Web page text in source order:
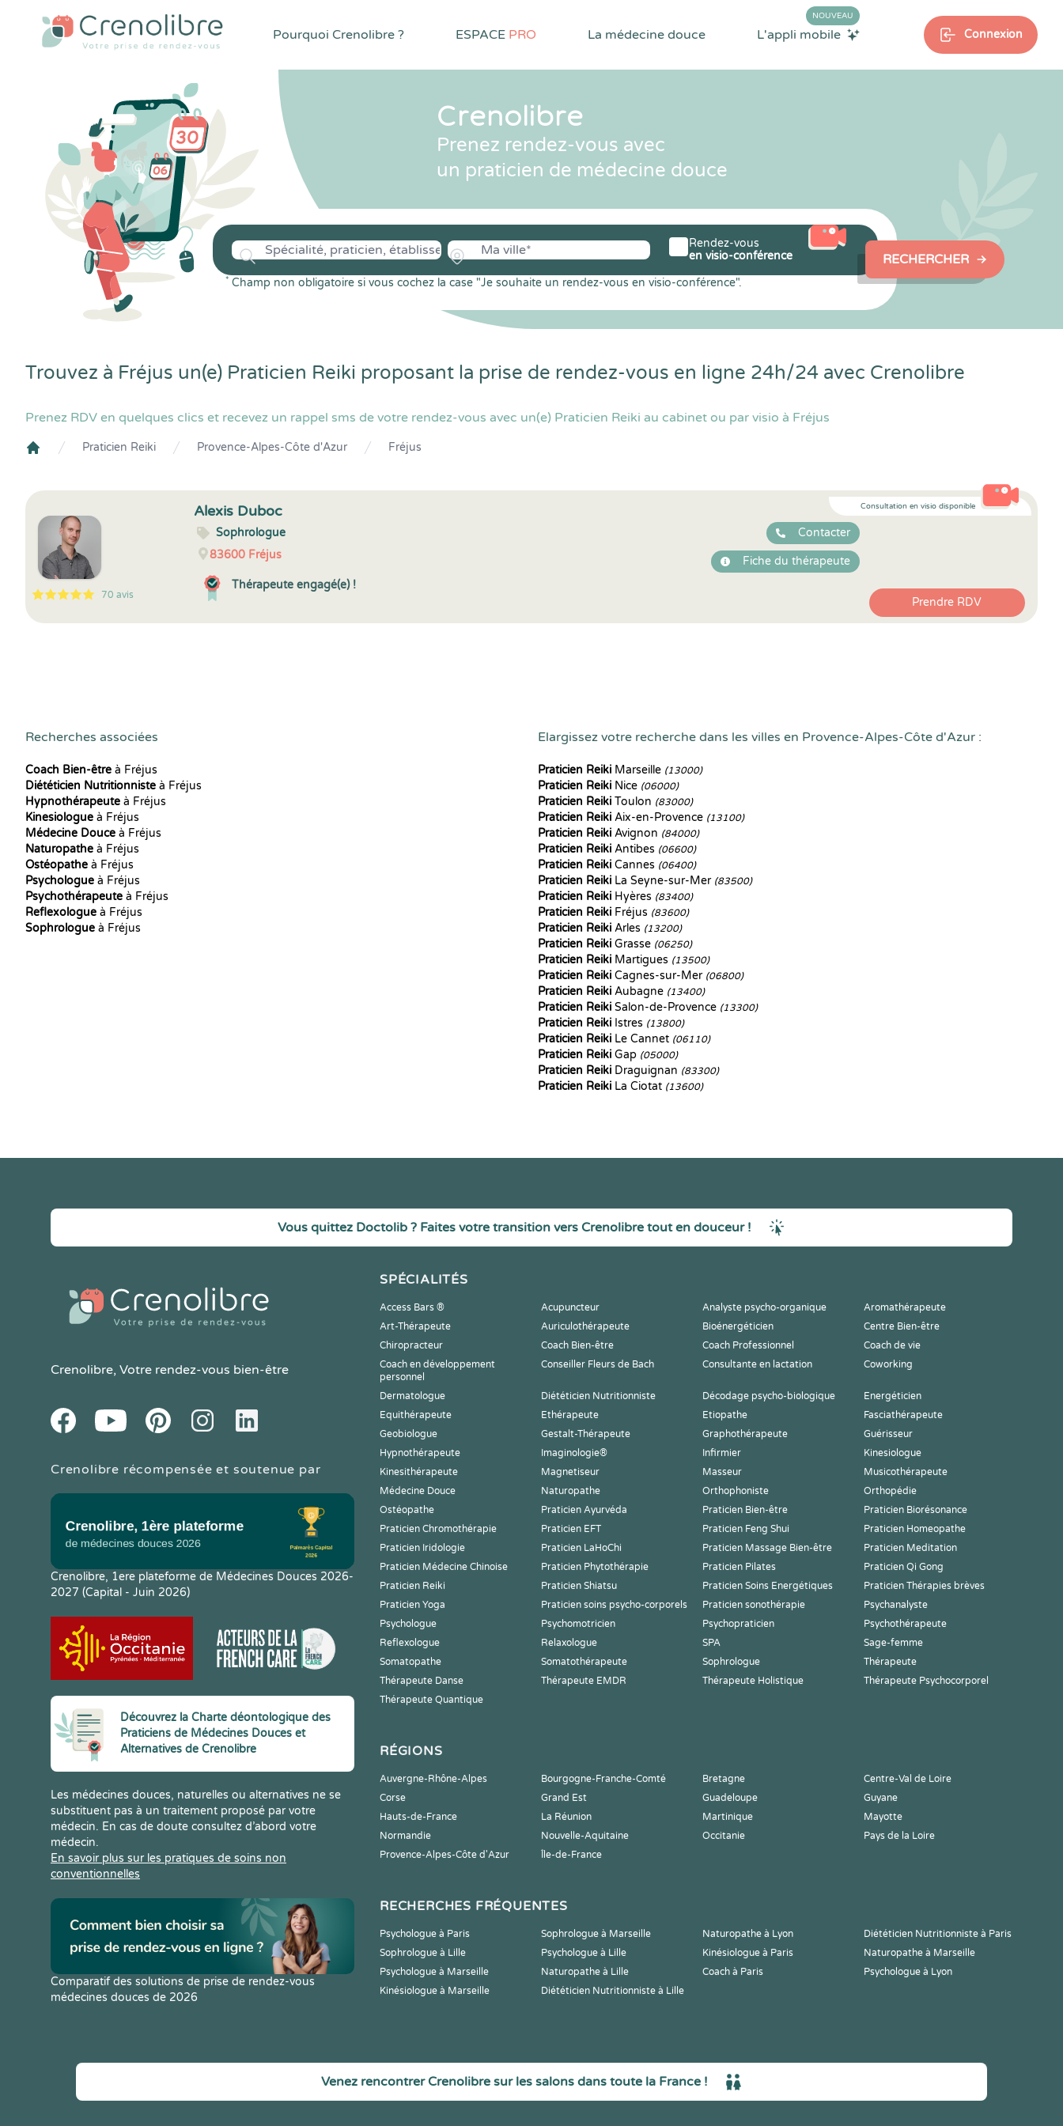
Pourquoi Crenolibre ? ESPACE PRO La médecine douce L'appli mobile
NOUVEAU
Connexion
Crenolibre
Prenez rendez-vous avec
un praticien de médecine douce
* Champ non obligatoire si vous cochez la case "Je souhaite un rendez-vous en visio-conférence".
Rendez-vous
en visio-conférence
RECHERCHER
Trouvez à Fréjus un(e) Praticien Reiki proposant la prise de rendez-vous en ligne 24h/24 avec Crenolibre
Prenez RDV en quelques clics et recevez un rappel sms de votre rendez-vous avec un(e) Praticien Reiki au cabinet ou par visio à Fréjus
Praticien Reiki Provence-Alpes-Côte d'Azur Fréjus
Consultation en visio disponible
5
1
5
70 70 avis
Alexis Duboc
Sophrologue
83600 Fréjus
Thérapeute engagé(e) !
Contacter
Fiche du thérapeute
Prendre RDV
Recherches associées
Coach Bien-être à Fréjus
Diététicien Nutritionniste à Fréjus
Hypnothérapeute à Fréjus
Kinesiologue à Fréjus
Médecine Douce à Fréjus
Naturopathe à Fréjus
Ostéopathe à Fréjus
Psychologue à Fréjus
Psychothérapeute à Fréjus
Reflexologue à Fréjus
Sophrologue à Fréjus
Elargissez votre recherche dans les villes en Provence-Alpes-Côte d'Azur :
Praticien Reiki Marseille (13000)
Praticien Reiki Nice (06000)
Praticien Reiki Toulon (83000)
Praticien Reiki Aix-en-Provence (13100)
Praticien Reiki Avignon (84000)
Praticien Reiki Antibes (06600)
Praticien Reiki Cannes (06400)
Praticien Reiki La Seyne-sur-Mer (83500)
Praticien Reiki Hyères (83400)
Praticien Reiki Fréjus (83600)
Praticien Reiki Arles (13200)
Praticien Reiki Grasse (06250)
Praticien Reiki Martigues (13500)
Praticien Reiki Cagnes-sur-Mer (06800)
Praticien Reiki Aubagne (13400)
Praticien Reiki Salon-de-Provence (13300)
Praticien Reiki Istres (13800)
Praticien Reiki Le Cannet (06110)
Praticien Reiki Gap (05000)
Praticien Reiki Draguignan (83300)
Praticien Reiki La Ciotat (13600)
Vous quittez Doctolib ? Faites votre transition vers Crenolibre tout en douceur !
Crenolibre, Votre rendez-vous bien-être
FacebookYoutube PinteresetInstagramLinkedIn
Crenolibre récompensée et soutenue par
Crenolibre, 1ere plateforme de Médecines Douces 2026-
2027 (Capital - Juin 2026)
Découvrez la Charte déontologique des
Praticiens de Médecines Douces et
Alternatives de Crenolibre
Les médecines douces, naturelles ou alternatives ne se
substituent pas à un traitement proposé par votre
médecin. En cas de doute consultez d’abord votre
médecin.
En savoir plus sur les pratiques de soins non
conventionnelles
Comparatif des solutions de prise de rendez-vous
médecines douces de 2026
SPÉCIALITÉS
Access Bars ® Acupuncteur Analyste psycho-organique
Aromathérapeute
Art-Thérapeute
Auriculothérapeute Bioénergéticien
Centre Bien-être
Chiropracteur
Coach Bien-être Coach Professionnel
Coach de vie
Coach en développement
personnel
Conseiller Fleurs de Bach Consultante en lactation Coworking
Dermatologue Diététicien Nutritionniste Décodage psycho-biologique
Energéticien
Equithérapeute
Ethérapeute Etiopathe
Fasciathérapeute
Geobiologue
Gestalt-Thérapeute Graphothérapeute
Guérisseur
Hypnothérapeute
Imaginologie® Infirmier
Kinesiologue
Kinesithérapeute
Magnetiseur Masseur
Musicothérapeute
Médecine Douce
Naturopathe Orthophoniste
Orthopédie
Ostéopathe
Praticien Ayurvéda Praticien Bien-être
Praticien Biorésonance
Praticien Chromothérapie
Praticien EFT Praticien Feng Shui
Praticien Homeopathe
Praticien Iridologie
Praticien LaHoChi Praticien Massage Bien-être
Praticien Meditation
Praticien Médecine Chinoise
Praticien Phytothérapie Praticien Pilates
Praticien Qi Gong
Praticien Reiki
Praticien Shiatsu Praticien Soins Energétiques
Praticien Thérapies brèves
Praticien Yoga
Praticien soins psycho-corporels Praticien sonothérapie
Psychanalyste
Psychologue
Psychomotricien Psychopraticien
Psychothérapeute
Reflexologue
Relaxologue SPA
Sage-femme
Somatopathe
Somatothérapeute Sophrologue
Thérapeute
Thérapeute Danse
Thérapeute EMDR Thérapeute Holistique
Thérapeute Psychocorporel
Thérapeute Quantique
RÉGIONS
Auvergne-Rhône-Alpes Bourgogne-Franche-Comté Bretagne
Centre-Val de Loire
Corse
Grand Est Guadeloupe
Guyane
Hauts-de-France
La Réunion Martinique
Mayotte
Normandie
Nouvelle-Aquitaine Occitanie
Pays de la Loire
Provence-Alpes-Côte d'Azur
Île-de-France
RECHERCHES FRÉQUENTES
Psychologue à Paris Sophrologue à Marseille Naturopathe à Lyon
Diététicien Nutritionniste à Paris
Sophrologue à Lille
Psychologue à Lille Kinésiologue à Paris
Naturopathe à Marseille
Psychologue à Marseille
Naturopathe à Lille Coach à Paris
Psychologue à Lyon
Kinésiologue à Marseille
Diététicien Nutritionniste à Lille
Venez rencontrer Crenolibre sur les salons dans toute la France !